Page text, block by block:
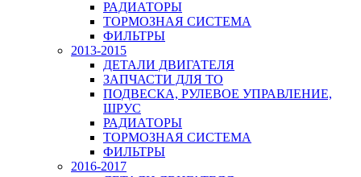
РАДИАТОРЫ
ТОРМОЗНАЯ СИСТЕМА
ФИЛЬТРЫ
2013-2015
ДЕТАЛИ ДВИГАТЕЛЯ
ЗАПЧАСТИ ДЛЯ ТО
ПОДВЕСКА, РУЛЕВОЕ УПРАВЛЕНИЕ,
ШРУС
РАДИАТОРЫ
ТОРМОЗНАЯ СИСТЕМА
ФИЛЬТРЫ
2016-2017